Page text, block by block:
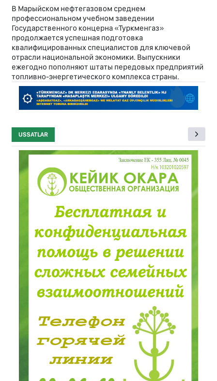
В Марыйском нефтегазовом среднем
профессиональном учебном заведении
Государственного концерна «Туркменгаз»
продолжается успешная подготовка
квалифицированных специалистов для ключевой
отрасли национальной экономики. Выпускники
ежегодно пополняют штаты передовых предприятий
топливно-энергетического комплекса страны.
USSATLAR